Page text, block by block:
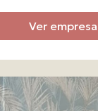
Ver empresa